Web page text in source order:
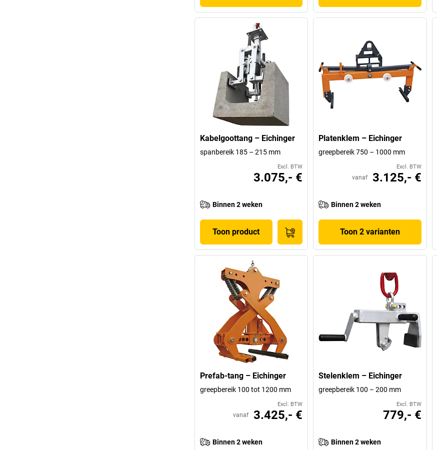
Kabelgoottang – Eichinger
spanbereik 185 – 215 mm
Excl. BTW
3.075,- €
Binnen 2 weken
Toon product
Platenklem – Eichinger
greepbereik 750 – 1000 mm
Excl. BTW
vanaf 3.125,- €
Binnen 2 weken
Toon 2 varianten
Prefab-tang – Eichinger
greepbereik 100 tot 1200 mm
Excl. BTW
vanaf 3.425,- €
Binnen 2 weken
Stelenklem – Eichinger
greepbereik 100 – 200 mm
Excl. BTW
779,- €
Binnen 2 weken